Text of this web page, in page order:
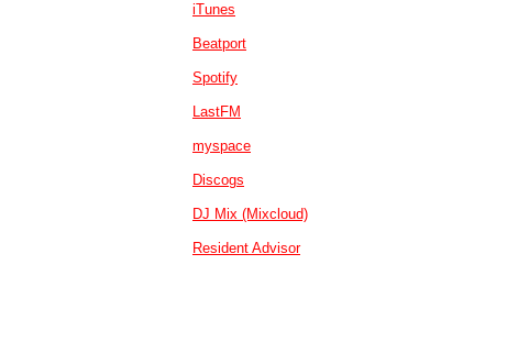
iTunes
Beatport
Spotify
LastFM
myspace
Discogs
DJ Mix (Mixcloud)
Resident Advisor